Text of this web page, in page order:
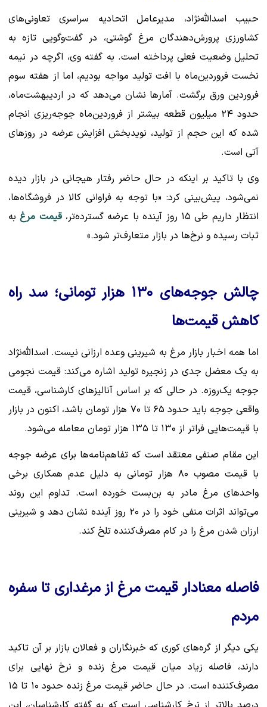
حبیب اسدالله‌نژاد، مدیرعامل اتحادیه سراسری تعاونی‌های
کشاورزی پرورش‌دهندگان مرغ گوشتی، در گفت‌وگویی تازه به
تحلیل وضعیت فعلی پرداخته است. به گفته وی، اگرچه در نیمه
نخست فروردین‌ماه با افت تولید مواجه بودیم، اما از هفته سوم
فروردین ورق برگشت. آمارها نشان می‌دهد که در اردیبهشت‌ماه،
حدود ۲۴ میلیون قطعه بیشتر از فروردین‌ماه جوجه‌ریزی انجام
شده که این حجم از تولید، نویدبخش افزایش عرضه در روزهای
آتی است.
وی با تاکید بر اینکه در حال حاضر رفتار هیجانی در بازار دیده
نمی‌شود، پیش‌بینی کرد: «با توجه به فراوانی کالا در فروشگاه‌ها،
انتظار داریم طی ۱۵ روز آینده با عرضه گسترده‌تر،
قیمت مرغبه
ثبات رسیده و نرخ‌ها در بازار متعارف‌تر شود.»
چالش جوجه‌های ۱۳۰ هزار تومانی؛ سد راه
کاهش قیمت‌ها
اما همه اخبار بازار مرغ به شیرینی وعده ارزانی نیست. اسدالله‌نژاد
به یک معضل جدی در زنجیره تولید اشاره می‌کند: قیمت نجومی
جوجه یک‌روزه. در حالی که بر اساس آنالیزهای کارشناسی، قیمت
واقعی جوجه باید حدود ۶۵ تا ۷۰ هزار تومان باشد، اکنون در بازار
با قیمت‌هایی فراتر از ۱۳۰ تا ۱۳۵ هزار تومان معامله می‌شود.
این مقام صنفی معتقد است که تفاهم‌نامه‌ها برای عرضه جوجه
با قیمت مصوب ۸۰ هزار تومانی به دلیل عدم همکاری برخی
واحدهای مرغ مادر به بن‌بست خورده است. تداوم این روند
می‌تواند اثرات منفی خود را در ۲۰ روز آینده نشان دهد و شیرینی
ارزان شدن مرغ را در کام مصرف‌کننده تلخ کند.
فاصله معنادار قیمت مرغ از مرغداری تا سفره
مردم
یکی دیگر از گره‌های کوری که خبرنگاران و فعالان بازار بر آن تاکید
دارند، فاصله زیاد میان قیمت مرغ زنده و نرخ نهایی برای
مصرف‌کننده است. در حال حاضر قیمت مرغ زنده حدود ۱۰ تا ۱۵